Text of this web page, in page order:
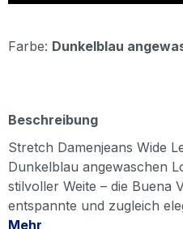
Farbe: Dunkelblau
Beschreibung
Stretch Damenjeans Wide
Dunkelblau angewaschen
stilvoller Weite – die Buena
entspannte und zugleich
Mehr